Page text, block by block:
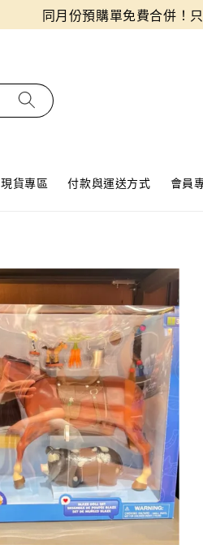
同月份預購單免費合併！只需
現貨專區 付款與運送方式 會員